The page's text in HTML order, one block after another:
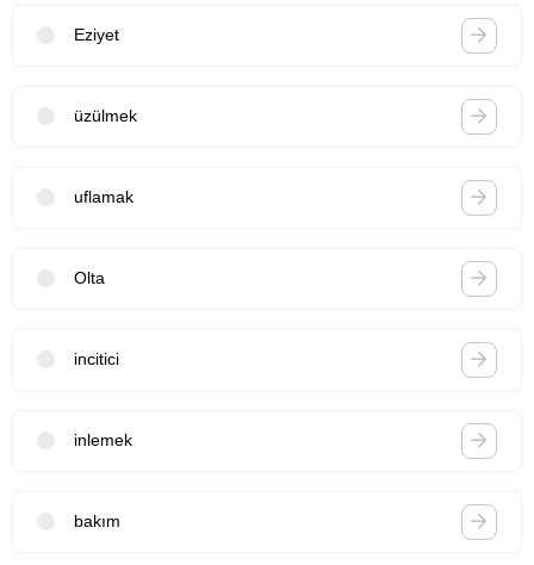
Eziyet
üzülmek
uflamak
Olta
incitici
inlemek
bakım